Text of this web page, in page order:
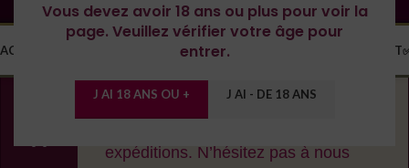
Vous devez avoir 18 ans ou plus pour voir la
page. Veuillez vérifier votre âge pour
entrer.
J AI 18 ANS OU + J AI - DE 18 ANS
ACCUEIL LES DOMAINESYONNE CONTACT
En cas de fortes chaleurs, nous nous
expéditions. N’hésitez pas à nous